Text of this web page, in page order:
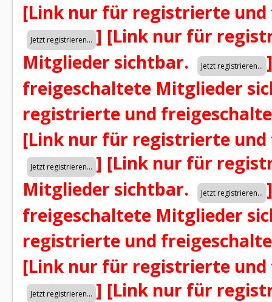
[Link nur für registrierte
] [Link nur für
Mitglieder sichtbar.
]
freigeschaltete Mitglieder
registrierte und
[Link nur für registrierte
] [Link nur für
Mitglieder sichtbar.
]
freigeschaltete Mitglieder
registrierte und
[Link nur für registrierte
] [Link nur für